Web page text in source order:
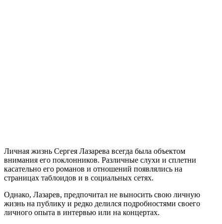
Личная жизнь Сергея Лазарева всегда была объектом
внимания его поклонников. Различные слухи и сплетни
касательно его романов и отношений появлялись на
страницах таблоидов и в социальных сетях.
Однако, Лазарев, предпочитал не выносить свою личную
жизнь на публику и редко делился подробностями своего
личного опыта в интервью или на концертах.